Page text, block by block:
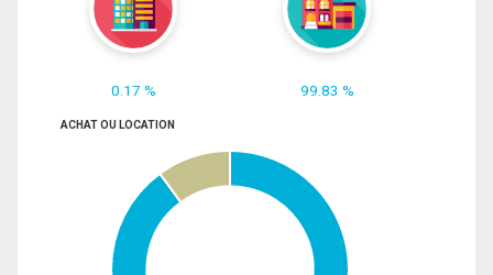
0.17 % 99.83 %
ACHAT OU LOCATION